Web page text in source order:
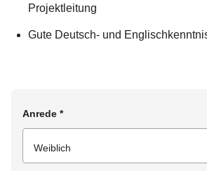
Projektleitung
Gute Deutsch- und
Anrede *